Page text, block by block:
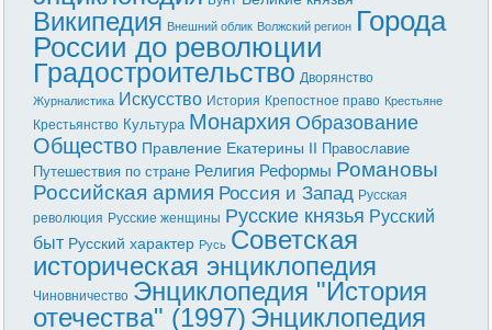
Википедия Внешний облик Волжский регион Города
России до революции
Градостроительство Дворянство
Журналистика Искусство История Крепостное право Крестьяне
Крестьянство Культура Монархия Образование
Общество Правление Екатерины II Православие
Путешествия по стране Религия Реформы Романовы
Российская армия Россия и Запад Русская
революция Русские женщины Русские князья Русский
быт Русский характер Русь Советская
историческая энциклопедия
Чиновничество Энциклопедия "История
отечества" (1997) Энциклопедия